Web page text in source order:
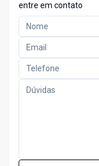
entre em contato